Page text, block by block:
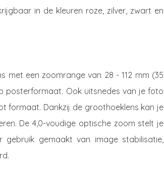
in de kleuren roze, zilver, zwart en
met een zoomrange van 28 - 112 mm (35
posterformaat. Ook uitsnedes van je foto
formaat. Dankzij de groothoeklens kan je
De 4,0-voudige optische zoom stelt je
gemaakt van image stabilisatie,